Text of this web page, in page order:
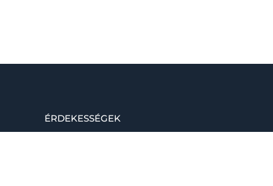
ÉRDEKESSÉGEK